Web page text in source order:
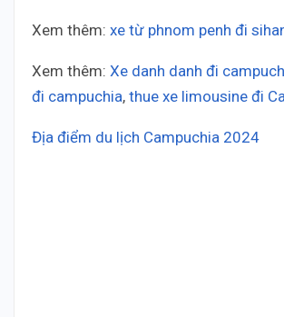
Xem thêm: xe từ phnom penh đi
Xem thêm: Xe danh danh đi
đi campuchia, thue xe limousine đi
Địa điểm du lịch Campuchia 2024